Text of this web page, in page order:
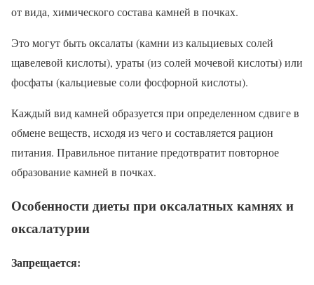
от вида, химического состава камней в почках.
Это могут быть оксалаты (камни из кальциевых солей
щавелевой кислоты), ураты (из солей мочевой кислоты) или
фосфаты (кальциевые соли фосфорной кислоты).
Каждый вид камней образуется при определенном сдвиге в
обмене веществ, исходя из чего и составляется рацион
питания. Правильное питание предотвратит повторное
образование камней в почках.
Особенности диеты при оксалатных камнях и
оксалатурии
Запрещается: